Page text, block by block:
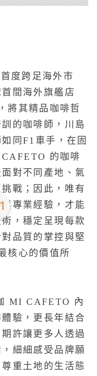
度跨足海外市
間海外旗艦店
將其精品咖啡哲
的咖啡師，川島
同F1車手，在固
的咖啡
對不同產地、氣
戰；因此，唯有
專業經驗，才能
，穩定呈現每款
品質的掌控與堅
核心的價值所
MI CAFETO 內
驗，更長年結合
許讓更多人透過
細細感受品牌願
重土地的生活態